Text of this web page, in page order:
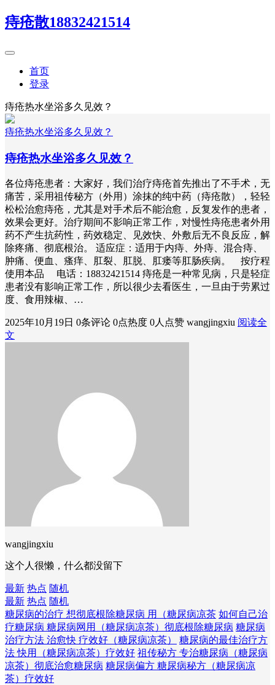
痔疮散18832421514
首页
登录
痔疮热水坐浴多久见效？
痔疮热水坐浴多久见效？
痔疮热水坐浴多久见效？
各位痔疮患者：大家好，我们治疗痔疮首先推出了不手术，无
痛苦，采用祖传秘方（外用）涂抹的纯中药（痔疮散），轻轻
松松治愈痔疮，尤其是对手术后不能治愈，反复发作的患者，
效果会更好。治疗期间不影响正常工作，对慢性痔疮患者外用
药不产生抗药性，药效稳定、见效快、外敷后无不良反应，解
除疼痛、彻底根治。 适应症：适用于内痔、外痔、混合痔、
肿痛、便血、瘙痒、肛裂、肛脱、肛瘘等肛肠疾病。 按疗程
使用本品 电话：18832421514 痔疮是一种常见病，只是轻症
患者没有影响正常工作，所以很少去看医生，一旦由于劳累过
度、食用辣椒、…
2025年10月19日 0条评论 0点热度 0人点赞 wangjingxiu 阅读全
文
wangjingxiu
这个人很懒，什么都没留下
最新 热点 随机
最新 热点 随机
糖尿病的治疗 想彻底根除糖尿病 用（糖尿病凉茶 如何自己治
疗糖尿病 糖尿病网用（糖尿病凉茶）彻底根除糖尿病 糖尿病
治疗方法 治愈快 疗效好（糖尿病凉茶）
糖尿病的最佳治疗方
法 快用（糖尿病凉茶）疗效好 祖传秘方 专治糖尿病（糖尿病
凉茶）彻底治愈糖尿病 糖尿病偏方 糖尿病秘方（糖尿病凉
茶）疗效好